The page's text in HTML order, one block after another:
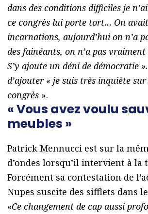
dans des conditions difficiles je
ce congrès lui porte tort… On
incarnations, aujourd’hui on n’a
des fainéants, on n’a pas
S’y ajoute un déni de démocratie
d’ajouter « je suis très inquiète sur
congrès ».
« Vous avez voulu
meubles »
Patrick Mennucci est sur la
d’ondes lorsqu’il intervient à la
Forcément sa contestation de
Nupes suscite des sifflets dans
«Ce changement de cap aussi